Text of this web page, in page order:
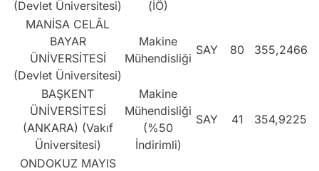
(Devlet Üniversitesi)
(İÖ)
MANİSA CELÂL
BAYAR
ÜNİVERSİTESİ
(Devlet Üniversitesi)
Makine
Mühendisliği
SAY 80 355,24667
BAŞKENT
ÜNİVERSİTESİ
(ANKARA) (Vakıf
Üniversitesi)
Makine
Mühendisliği
(%50
İndirimli)
SAY 41 354,92253
ONDOKUZ MAYIS